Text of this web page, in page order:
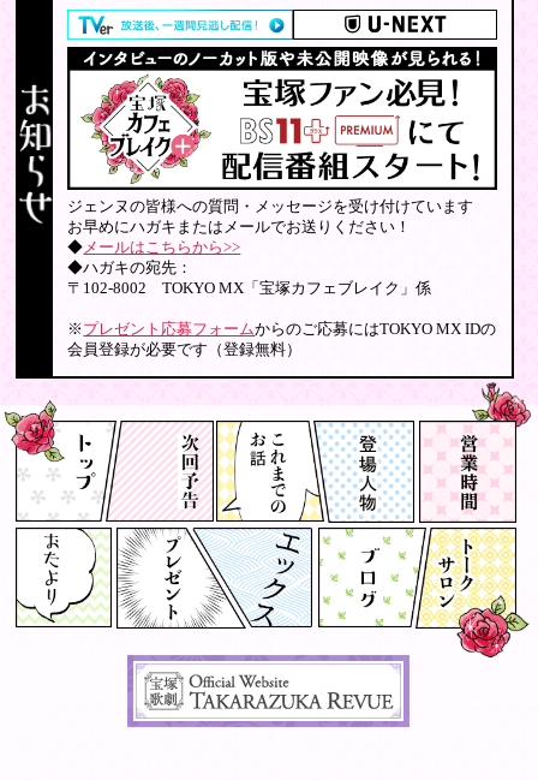
ジェンヌの皆様への質問・メッセージを受け付けています
お早めにハガキまたはメールでお送りください！
◆メールはこちらから>>
◆ハガキの宛先：
〒102-8002 TOKYO MX「宝塚カフェブレイク」係
※ プレゼント応募フォームからのご応募にはTOKYO MX IDの
会員登録が必要です（登録無料）